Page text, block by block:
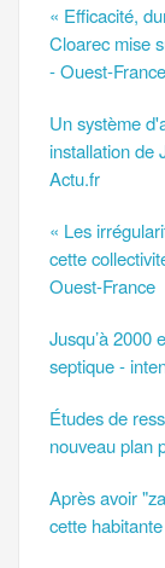
« Efficacité,
Cloarec mise
- Ouest-France
Un système
installation de
Actu.fr
« Les
cette
Ouest-France
Jusqu’à 2000
septique -
Études de
nouveau plan
Après avoir
cette